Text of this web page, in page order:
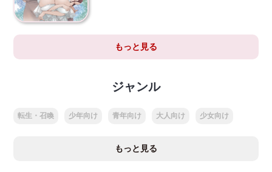
もっと見る
ジャンル
転生・召喚 少年向け 青年向け 大人向け 少女向け
もっと見る